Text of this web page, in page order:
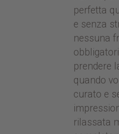
perfetta
e senza
nessuna
prendere
quando
curato e
rilassata